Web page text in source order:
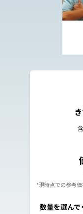
*現時点での参考
数量を選んで